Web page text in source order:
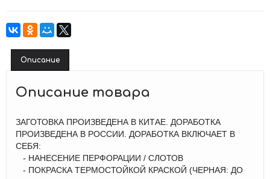
Описание
Описание товара
ЗАГОТОВКА ПРОИЗВЕДЕНА В КИТАЕ. ДОРАБОТКА
ПРОИЗВЕДЕНА В РОССИИ. ДОРАБОТКА ВКЛЮЧАЕТ В
СЕБЯ:
- НАНЕСЕНИЕ ПЕРФОРАЦИИ / СЛОТОВ
- ПОКРАСКА ТЕРМОСТОЙКОЙ КРАСКОЙ (ЧЕРНАЯ: ДО